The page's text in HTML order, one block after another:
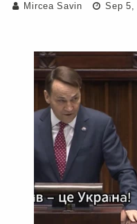
Mircea Savin Sep 5,